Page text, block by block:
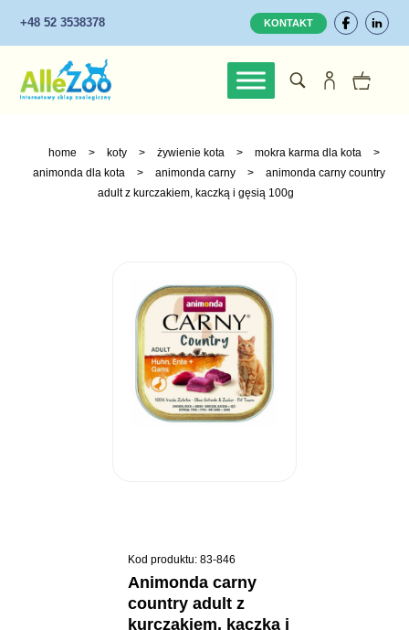
+48 52 3538378 KONTAKT
home > koty > żywienie kota > mokra karma dla kota
>
animonda dla kota
> animonda carny >
animonda carny country
adult z kurczakiem, kaczką i gęsią 100g
Kod produktu: 83-846
animonda carny
country adult z
kurczakiem, kaczką i